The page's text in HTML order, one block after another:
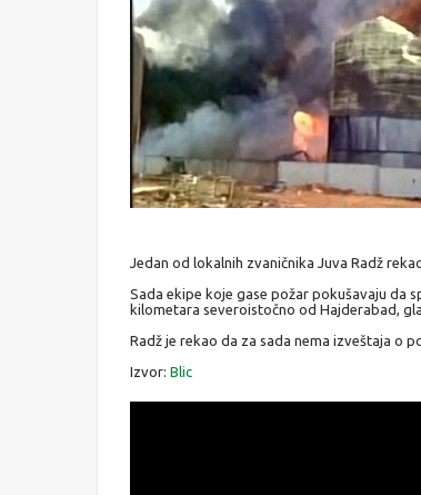
Jedan od lokalnih zvaničnika Juva Radž
Sada ekipe koje gase požar pokušavaju da
kilometara severoistočno od Hajderabad,
Radž je rekao da za sada nema izveštaja o
Izvor: Blic